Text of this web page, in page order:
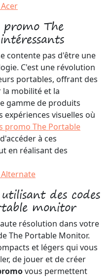
promo The
contente pas d'être une
C'est une révolution
portables, offrant des
mobilité et la
gamme de produits
visuelles où
promo The Portable
à ces
en réalisant des
des codes
monitor
résolution dans votre
The Portable Monitor.
et légers qui vous
de jouer et de créer
vous permettent